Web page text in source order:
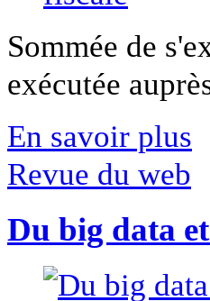
Sommée de
exécutée
En savoir plus
Revue du web
Du big data